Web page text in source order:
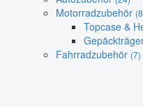
Motorradzubehör
Topcase &
Fahrradzubehör (7)